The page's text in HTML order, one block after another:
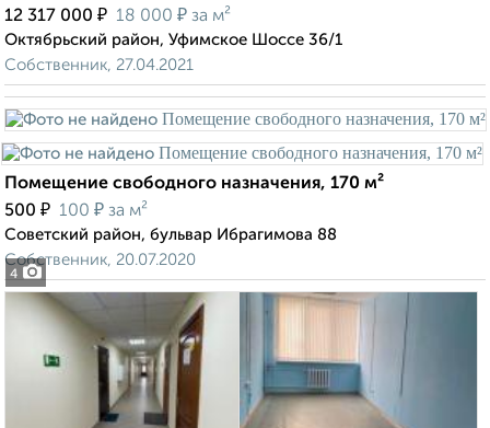
12 317 000 ₽ 18 000 ₽ за м²
Октябрьский район, Уфимское Шоссе 36/1
Собственник, 27.04.2021
4
Помещение свободного назначения, 170 м²
500 ₽ 100 ₽ за м²
Советский район, бульвар Ибрагимова 88
Собственник, 20.07.2020